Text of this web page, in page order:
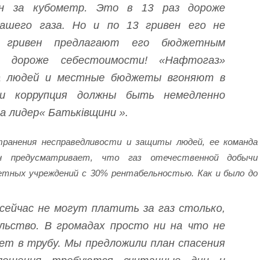
за кубометр. Это в 13 раз дороже
газа. Но и по 13 гривен его не
предлагают его бюджетным
себестоимости! «Нафтогаз»
людей и местные бюджеты вгоняют в
коррупция должны быть немедленно
Батьківщини ».
несправедливости и защиты людей, ее команда
что газ отечественной добычи
учреждений с 30% рентабельностью. Как и было до
не могут платить за газ столько,
В громадах просто ни на что не
в трубу. Мы предложили план спасения